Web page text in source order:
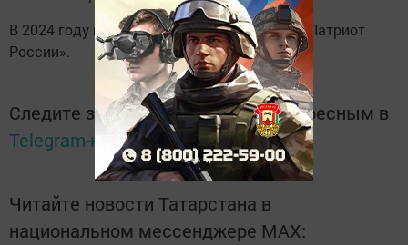
В 2024 году волонтер удостоился медали «Патриот
России».
Следите за самым важным и интересным в
Telegram-канале Татмедиа
Читайте новости Татарстана в
национальном мессенджере MАХ: